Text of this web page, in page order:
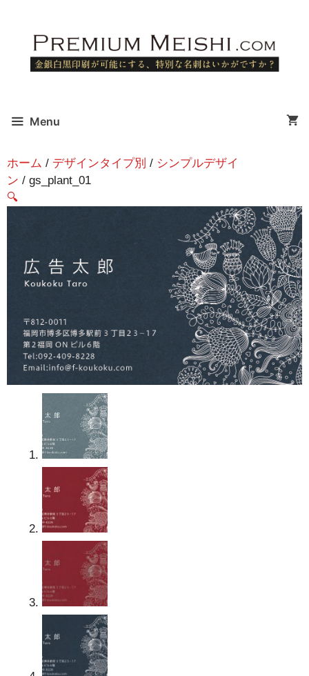
Menu
ホーム / デザインタイプ別 / シンプルデザイ
ン / gs_plant_01
🔍